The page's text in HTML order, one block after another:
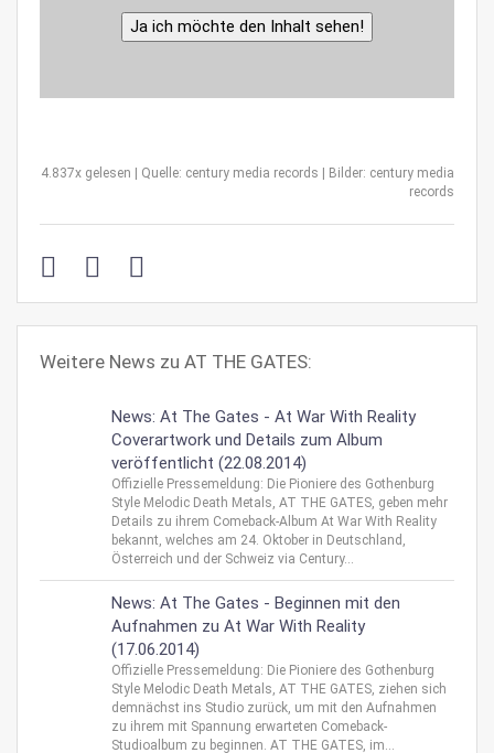
Ja ich möchte den Inhalt sehen!
4.837x gelesen | Quelle: century media records | Bilder: century media
records
Weitere News zu AT THE GATES:
News: At The Gates - At War With Reality
Coverartwork und Details zum Album
veröffentlicht (22.08.2014)
Offizielle Pressemeldung: Die Pioniere des Gothenburg
Style Melodic Death Metals, AT THE GATES, geben mehr
Details zu ihrem Comeback-Album At War With Reality
bekannt, welches am 24. Oktober in Deutschland,
Österreich und der Schweiz via Century...
News: At The Gates - Beginnen mit den
Aufnahmen zu At War With Reality
(17.06.2014)
Offizielle Pressemeldung: Die Pioniere des Gothenburg
Style Melodic Death Metals, AT THE GATES, ziehen sich
demnächst ins Studio zurück, um mit den Aufnahmen
zu ihrem mit Spannung erwarteten Comeback-
Studioalbum zu beginnen. AT THE GATES, im...